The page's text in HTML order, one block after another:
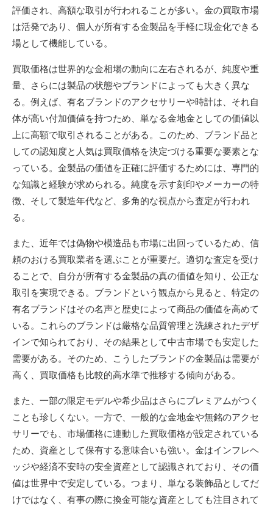
評価され、高額な取引が行われることが多い。金の買取市場
は活発であり、個人が所有する金製品を手軽に現金化できる
場として機能している。
買取価格は世界的な金相場の動向に左右されるが、純度や重
量、さらには製品の状態やブランドによっても大きく異な
る。例えば、有名ブランドのアクセサリーや時計は、それ自
体が高い付加価値を持つため、単なる金地金としての価値以
上に高額で取引されることがある。このため、ブランド品と
しての認知度と人気は買取価格を決定づける重要な要素とな
っている。金製品の価値を正確に評価するためには、専門的
な知識と経験が求められる。純度を示す刻印やメーカーの特
徴、そして製造年代など、多角的な視点から査定が行われ
る。
また、近年では偽物や模造品も市場に出回っているため、信
頼のおける買取業者を選ぶことが重要だ。適切な査定を受け
ることで、自分が所有する金製品の真の価値を知り、公正な
取引を実現できる。ブランドという観点から見ると、特定の
有名ブランドはその名声と歴史によって商品の価値を高めて
いる。これらのブランドは厳格な品質管理と洗練されたデザ
インで知られており、その結果として中古市場でも安定した
需要がある。そのため、こうしたブランドの金製品は需要が
高く、買取価格も比較的高水準で推移する傾向がある。
また、一部の限定モデルや希少品はさらにプレミアムがつく
ことも珍しくない。一方で、一般的な金地金や無銘のアクセ
サリーでも、市場価格に連動した買取価格が設定されている
ため、資産として保有する意味合いも強い。金はインフレヘ
ッジや経済不安時の安全資産として認識されており、その価
値は世界中で安定している。つまり、単なる装飾品としてだ
けではなく、有事の際に換金可能な資産としても注目されて